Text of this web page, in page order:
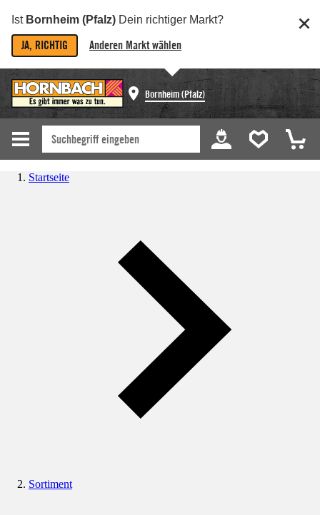
Ist Bornheim (Pfalz) Dein richtiger Markt?
JA, RICHTIG Anderen Markt wählen
Bornheim (Pfalz)
Startseite
Sortiment